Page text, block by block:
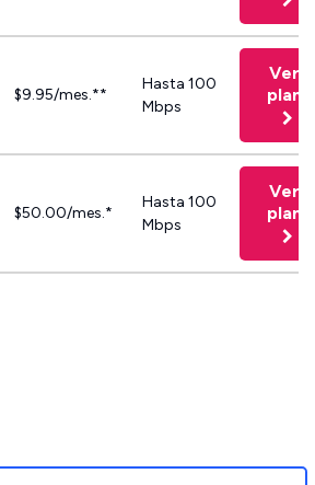
$9.95/mes.**
Hasta 100
Mbps
Ver
plan
$50.00/mes.*
Hasta 100
Mbps
Ver
plan